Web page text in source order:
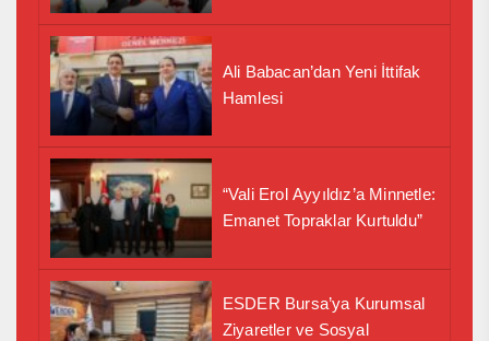
Ali Babacan’dan Yeni İttifak
Hamlesi
“Vali Erol Ayyıldız’a Minnetle:
Emanet Topraklar Kurtuldu”
ESDER Bursa’ya Kurumsal
Ziyaretler ve Sosyal